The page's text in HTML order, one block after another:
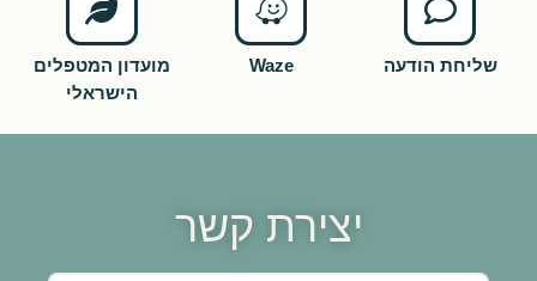
שליחת הודעה Waze
מועדון המטפלים
הישראלי
יצירת קשר